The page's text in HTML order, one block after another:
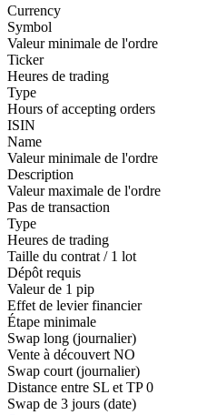
Currency
Symbol
Valeur minimale de l'ordre
Ticker
Heures de trading
Type
Hours of accepting orders
ISIN
Name
Valeur minimale de l'ordre
Description
Valeur maximale de l'ordre
Pas de transaction
Type
Heures de trading
Taille du contrat / 1 lot
Dépôt requis
Valeur de 1 pip
Effet de levier financier
Étape minimale
Swap long (journalier)
Vente à découvert NO
Swap court (journalier)
Distance entre SL et TP 0
Swap de 3 jours (date)